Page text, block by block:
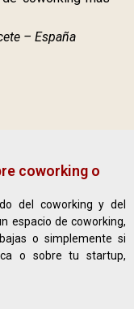
– España
coworking o
del coworking y del
espacio de coworking,
o simplemente si
o sobre tu startup,